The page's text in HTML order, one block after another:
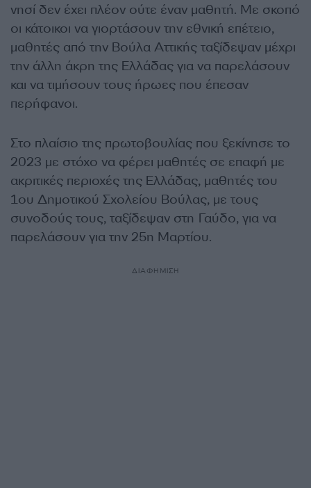
νησί δεν έχει πλέον ούτε έναν μαθητή. Με σκοπό
οι κάτοικοι να γιορτάσουν την εθνική επέτειο,
μαθητές από την Βούλα Αττικής ταξίδεψαν μέχρι
την άλλη άκρη της Ελλάδας για να παρελάσουν
και να τιμήσουν τους ήρωες που έπεσαν
περήφανοι.
Στο πλαίσιο της πρωτοβουλίας που ξεκίνησε το
2023 με στόχο να φέρει μαθητές σε επαφή με
ακριτικές περιοχές της Ελλάδας, μαθητές του
1ου Δημοτικού Σχολείου Βούλας, με τους
συνοδούς τους, ταξίδεψαν στη Γαύδο, για να
παρελάσουν για την 25η Μαρτίου.
ΔΙΑΦΗΜΙΣΗ